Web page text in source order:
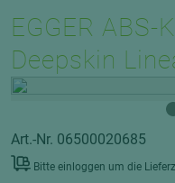
EGGER
Deepskin
Art.-Nr. 06500020685
Bitte einloggen um die